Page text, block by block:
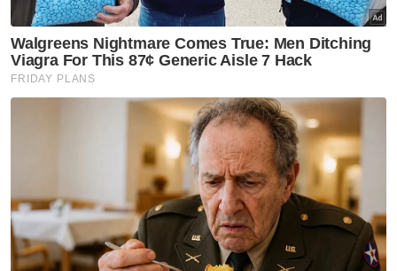
Pas, Perkasa, NGO berhimpun isu kalimah ALLAH
Kalimah ALLAH: NGO Islam dijangka berhimpun di
Shah Alam
Bagaimanapun, penggunaan perkataan itu
perlu disertakan dengan penafian hanya
untuk orang Kristian dan lambang salib di
muka hadapan kulit buku.